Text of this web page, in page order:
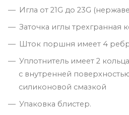
Игла от 21G до 23G
Заточка иглы трехгранная
Шток поршня имеет 4
Уплотнитель имеет 2
с внутренней
силиконовой смазкой
Упаковка блистер.